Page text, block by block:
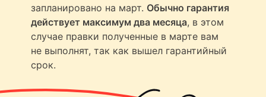
запланировано на март. Обычно гарантия
действует максимум два месяца, в этом
случае правки полученные в марте вам
не выполнят, так как вышел гарантийный
срок.